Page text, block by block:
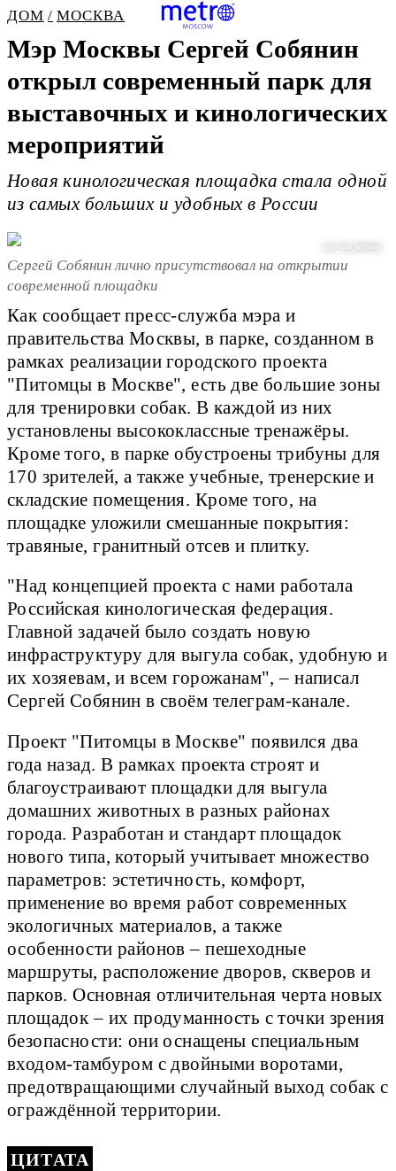
ДОМ МОСКВА
Мэр Москвы Сергей Собянин
открыл современный парк для
выставочных и кинологических
мероприятий
Новая кинологическая площадка стала одной
из самых больших и удобных в России
Сергей Собянин лично присутствовал на открытии
современной площадки
Как сообщает пресс-служба мэра и
правительства Москвы, в парке, созданном в
рамках реализации городского проекта
"Питомцы в Москве", есть две большие зоны
для тренировки собак. В каждой из них
установлены высококлассные тренажёры.
Кроме того, в парке обустроены трибуны для
170 зрителей, а также учебные, тренерские и
складские помещения. Кроме того, на
площадке уложили смешанные покрытия:
травяные, гранитный отсев и плитку.
"Над концепцией проекта с нами работала
Российская кинологическая федерация.
Главной задачей было создать новую
инфраструктуру для выгула собак, удобную и
их хозяевам, и всем горожанам", – написал
Сергей Собянин в своём телеграм-канале.
Проект "Питомцы в Москве" появился два
года назад. В рамках проекта строят и
благоустраивают площадки для выгула
домашних животных в разных районах
города. Разработан и стандарт площадок
нового типа, который учитывает множество
параметров: эстетичность, комфорт,
применение во время работ современных
экологичных материалов, а также
особенности районов – пешеходные
маршруты, расположение дворов, скверов и
парков. Основная отличительная черта новых
площадок – их продуманность с точки зрения
безопасности: они оснащены специальным
входом-тамбуром с двойными воротами,
предотвращающими случайный выход собак с
ограждённой территории.
ЦИТАТА